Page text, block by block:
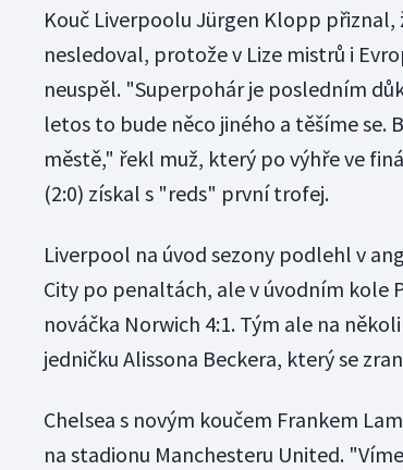
Kouč Liverpoolu Jürgen Klopp přiznal,
nesledoval, protože v Lize mistrů i
neuspěl. "Superpohár je posledním
letos to bude něco jiného a těšíme se.
městě," řekl muž, který po výhře ve
(2:0) získal s "reds" první trofej.
Liverpool na úvod sezony podlehl v
City po penaltách, ale v úvodním kole
nováčka Norwich 4:1. Tým ale na
jedničku Alissona Beckera, který se
Chelsea s novým koučem Frankem
na stadionu Manchesteru United.